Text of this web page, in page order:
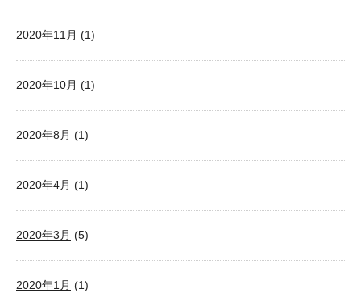
2020年11月 (1)
2020年10月 (1)
2020年8月 (1)
2020年4月 (1)
2020年3月 (5)
2020年1月 (1)